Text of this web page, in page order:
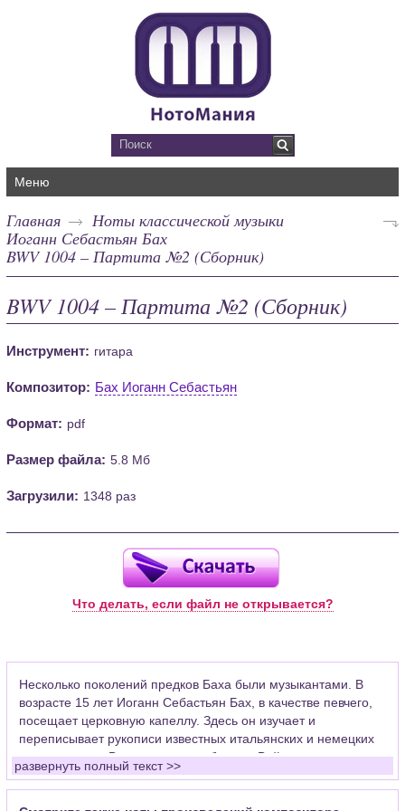
Меню
Главная
Ноты классической музыки
Иоганн Себастьян Бах
BWV 1004 – Партита №2 (Сборник)
BWV 1004 – Партита №2 (Сборник)
Инструмент: гитара
Композитор: Бах Иоганн Себастьян
Формат: pdf
Размер файла: 5.8 Мб
Загрузили: 1348 раз
Что делать, если файл не открывается?
Несколько поколений предков Баха были музыкантами. В
возрасте 15 лет Иоганн Себастьян Бах, в качестве певчего,
посещает церковную капеллу. Здесь он изучает и
переписывает рукописи известных итальянских и немецких
композиторов. Впоследствии работал в Веймаре скрипачом
придворного оркестра, церковным органистом в Арнштаде,
где уделял много времени развитию органной
развернуть полный текст >>